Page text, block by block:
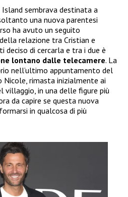
Island sembrava destinata a
una nuova parentesi
ha avuto un seguito
relazione tra Cristian e
deciso di cercarla e tra i due è
lontano dalle telecamere. La
nell’ultimo appuntamento del
rimasta inizialmente ai
villaggio, in una delle figure più
da capire se questa nuova
in qualcosa di più